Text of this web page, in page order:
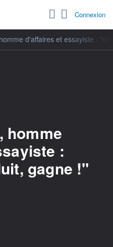
Connexion
d'affaires et essayiste :
homme
:
gagne !"